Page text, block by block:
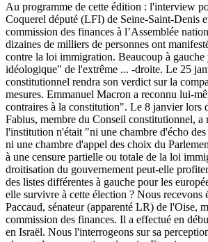
Au programme de cette édition : l'interview
Coquerel député (LFI) de Seine-Saint-Denis
commission des finances à l’Assemblée
dizaines de milliers de personnes ont
contre la loi immigration. Beaucoup à
idéologique" de l'extrême ... -droite. Le 25
constitutionnel rendra son verdict sur la
mesures. Emmanuel Macron a reconnu lui-
contraires à la constitution". Le 8 janvier lors
Fabius, membre du Conseil constitutionnel, a
l'institution n'était "ni une chambre d'écho
ni une chambre d'appel des choix du
à une censure partielle ou totale de la loi
droitisation du gouvernement peut-elle
des listes différentes à gauche pour les
elle survivre à cette élection ? Nous recevons
Paccaud, sénateur (apparenté LR) de l'Oise,
commission des finances. Il a effectué en
en Israël. Nous l'interrogeons sur sa